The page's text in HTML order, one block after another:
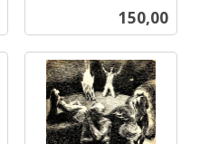
Pris
150,00